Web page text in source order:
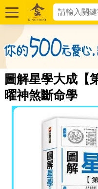
圖解星學大成【
曜神煞斷命學